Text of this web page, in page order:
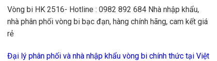
Vòng bi HK 2516- Hotline : 0982 892 684 Nhà nhập khẩu,
nhà phân phối vòng bi bạc đạn, hàng chính hãng, cam kết giá
rẻ
Đại lý phân phối và nhà nhập khẩu vòng bi chính thức tại Việt